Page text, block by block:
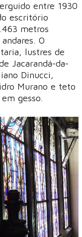
entre 1930
escritório
metros
O
lustres de
Jacarandá-da-
Dinucci,
Murano e teto
gesso.